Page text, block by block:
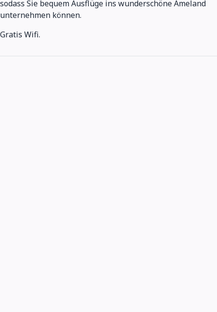
sodass Sie bequem Ausflüge ins wunderschöne Ameland
unternehmen können.
Gratis Wifi.